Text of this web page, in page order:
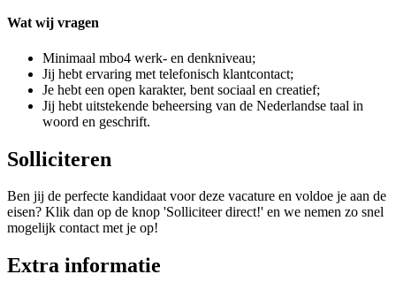
Wat wij vragen
Minimaal mbo4 werk- en denkniveau;
Jij hebt ervaring met telefonisch klantcontact;
Je hebt een open karakter, bent sociaal en creatief;
Jij hebt uitstekende beheersing van de Nederlandse taal in
woord en geschrift.
Solliciteren
Ben jij de perfecte kandidaat voor deze vacature en voldoe je aan de
eisen? Klik dan op de knop 'Solliciteer direct!' en we nemen zo snel
mogelijk contact met je op!
Extra informatie